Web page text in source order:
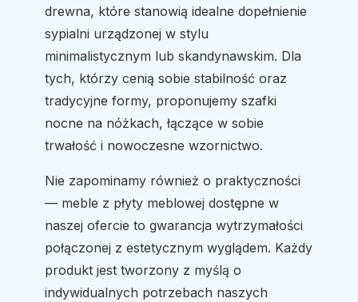
drewna, które stanowią idealne dopełnienie
sypialni urządzonej w stylu
minimalistycznym lub skandynawskim. Dla
tych, którzy cenią sobie stabilność oraz
tradycyjne formy, proponujemy szafki
nocne na nóżkach, łączące w sobie
trwałość i nowoczesne wzornictwo.
Nie zapominamy również o praktyczności
— meble z płyty meblowej dostępne w
naszej ofercie to gwarancja wytrzymałości
połączonej z estetycznym wyglądem. Każdy
produkt jest tworzony z myślą o
indywidualnych potrzebach naszych